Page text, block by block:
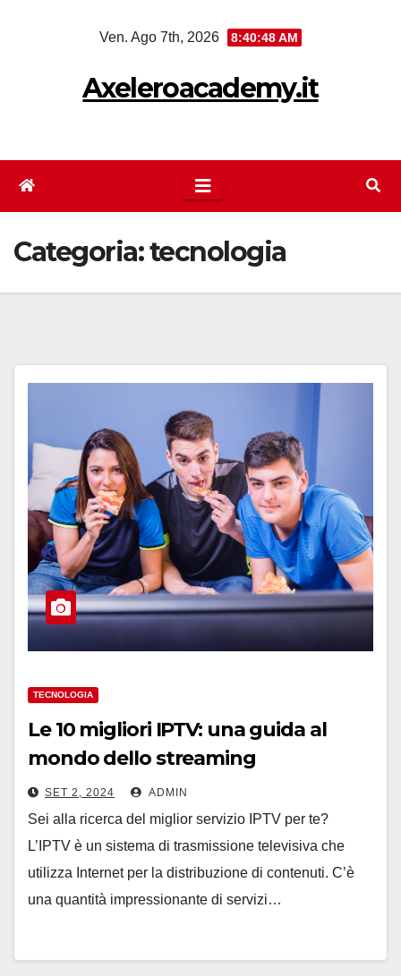
Ven. Ago 7th, 2026 8:40:49 AM
Axeleroacademy.it
Categoria:tecnologia
TECNOLOGIA
Le 10 migliori IPTV: una guida al
mondo dello streaming
SET 2, 2024 ADMIN
Sei alla ricerca del miglior servizio IPTV per te?
L’IPTV è un sistema di trasmissione televisiva che
utilizza Internet per la distribuzione di contenuti. C’è
una quantità impressionante di servizi…